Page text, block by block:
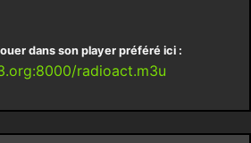
dans son player préféré ici :
radioact.m3u